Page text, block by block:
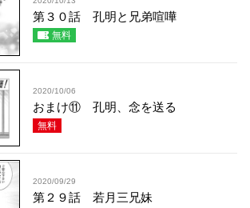
第３０話 孔明と兄弟喧嘩
無料
2020/10/06
おまけ⑪ 孔明、念を送る
無料
2020/09/29
第２９話 若月三兄妹